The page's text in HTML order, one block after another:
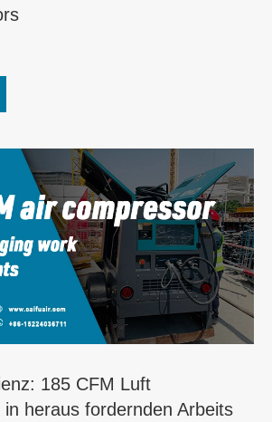
185 CFM Luft
heraus fordernden Arbeits